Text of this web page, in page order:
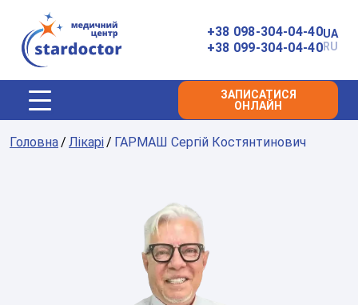
Головна
+38 098-304-04-40
+38 099-304-04-40
UA
RU
ЗАПИСАТИСЯ
ОНЛАЙН
Головна Лікарі ГАРМАШ Сергій Костянтинович